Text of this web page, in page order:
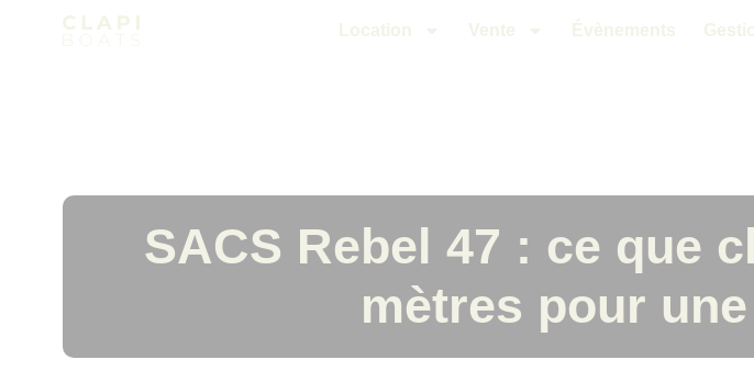
Location Vente Évènements
SACS Rebel 47 : ce que
mètres pour